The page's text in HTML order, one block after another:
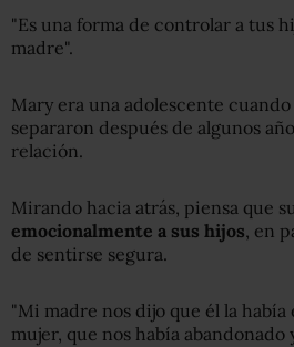
"Es una forma de controlar a tus
madre".
Mary era una adolescente cuando
separaron después de algunos
relación.
Mirando hacia atrás, piensa que
emocionalmente a sus hijos, en
de sentirse segura.
"Mi madre nos dijo que él la
mujer, que nos había abandonado